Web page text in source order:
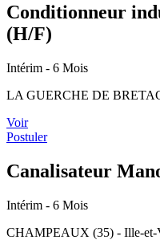
Conditionneur
(H/F)
Intérim - 6 Mois
LA GUERCHE DE
Voir
Postuler
Canalisateur
Intérim - 6 Mois
CHAMPEAUX (35) - Ille-et-